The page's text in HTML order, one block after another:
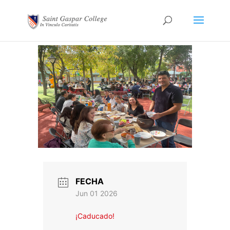
FECHA
Jun 01 2026
¡Caducado!